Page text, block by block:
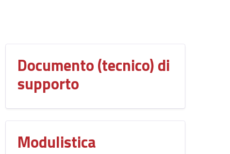
Documento (tecnico) di
supporto
Modulistica